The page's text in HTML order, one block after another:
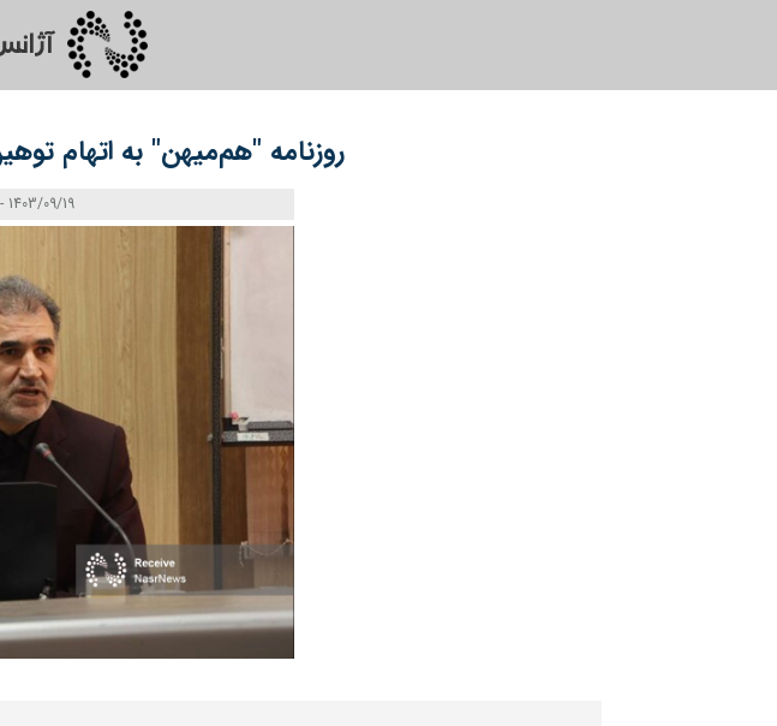
روزنامه "هم‌میهن" به اتهام
1403/09/19 - 11:39 - کد خبر: 126060